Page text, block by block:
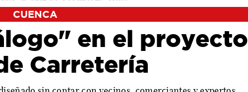
CUENCA
en el proyecto
Carretería